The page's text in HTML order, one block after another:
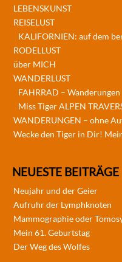
LEBENSKUNST
REISELUST
KALIFORNIEN: auf dem
RODELLUST
über MICH
WANDERLUST
FAHRRAD – Wanderungen
Miss Tiger ALPEN
WANDERUNGEN – ohne
Wecke den Tiger in Dir!
NEUESTE BEITRÄGE
Neujahr und der Geier
Aufruhr der Lymphknoten
Mammographie oder
Mein 61. Geburtstag
Der Weg des Wolfes